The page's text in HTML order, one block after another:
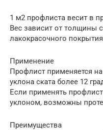
1 м2 профлиста весит в
Вес зависит от толщины
лакокрасочного
Применение
Профлист применяется
уклона ската более 12
Если применять
уклоном, возможны
Преимущества